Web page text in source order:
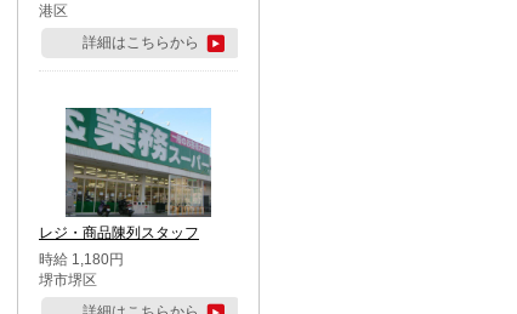
港区
詳細はこちらから
レジ・商品陳列スタッフ
時給 1,180円
堺市堺区